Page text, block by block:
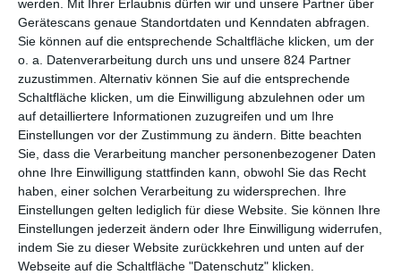
werden. Mit Ihrer Erlaubnis dürfen wir und unsere Partner über
Gerätescans genaue Standortdaten und Kenndaten abfragen.
Sie können auf die entsprechende Schaltfläche klicken, um der
o. a. Datenverarbeitung durch uns und unsere 824 Partner
zuzustimmen. Alternativ können Sie auf die entsprechende
Schaltfläche klicken, um die Einwilligung abzulehnen oder um
auf detailliertere Informationen zuzugreifen und um Ihre
Einstellungen vor der Zustimmung zu ändern. Bitte beachten
Sie, dass die Verarbeitung mancher personenbezogener Daten
ohne Ihre Einwilligung stattfinden kann, obwohl Sie das Recht
haben, einer solchen Verarbeitung zu widersprechen. Ihre
Einstellungen gelten lediglich für diese Website. Sie können Ihre
Einstellungen jederzeit ändern oder Ihre Einwilligung widerrufen,
indem Sie zu dieser Website zurückkehren und unten auf der
Webseite auf die Schaltfläche "Datenschutz" klicken.
der französische Regisseur und Co-Autor zu diesem Thema
zurück, gewinnt diesem aber neue Facetten ab, auch weil er
eine andere Perspektive einnimmt. Nicht ohne Grund wurde der
Film im Original nach Amanda benannt, dem kleinen Mädchen,
das sich mit dem Tod auseinandersetzen muss, obwohl es
noch weniger als die Erwachsenen versteht, was dies bedeutet.
DER GEMEINE TIEFSCHLAG
Anders als beiDieses Sommergefühl, das gleich mit der
Tragödie begann, lässt sich Hers bei Mein Leben mit Amanda
sehr viel Zeit, bevor er die emotionalen Daumenschrauben